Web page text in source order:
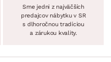
Sme jedni z najväčších
predajcov nábytku v SR
s dlhoročnou tradíciou
a zárukou kvality.